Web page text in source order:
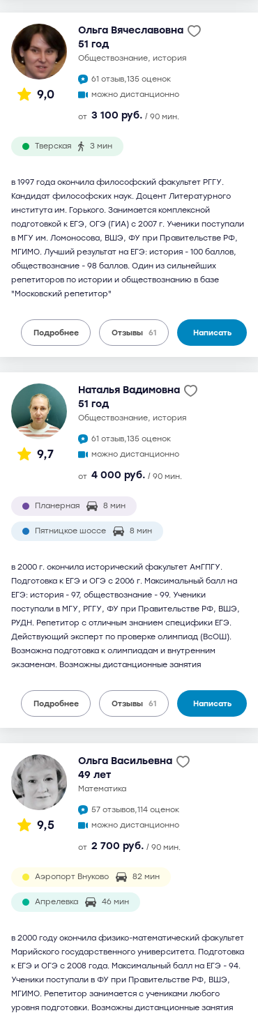
9,0
Ольга Вячеславовна
51 год
обществознание, история
61 отзыв,135 оценок
можно дистанционно
от 3 100 руб. / 90 мин.
Тверская 3 мин
в 1997 года окончила философский факультет РГГУ.
Кандидат философских наук. Доцент Литературного
института им. Горького. Занимается комплексной
подготовкой к ЕГЭ, ОГЭ (ГИА) с 2007 г. Ученики поступали
в МГУ им. Ломоносова, ВШЭ, ФУ при Правительстве РФ,
МГИМО. Лучший результат на ЕГЭ: история - 100 баллов,
обществознание - 98 баллов. Один из сильнейших
репетиторов по истории и обществознанию в базе
"Московский репетитор"
Подробнее Отзывы 61 Написать
9,7
Наталья Вадимовна
51 год
обществознание, история
61 отзыв,135 оценок
можно дистанционно
от 4 000 руб. / 90 мин.
Планерная 8 мин
Пятницкое шоссе 8 мин
в 2000 г. окончила исторический факультет АмГПГУ.
Подготовка к ЕГЭ и ОГЭ с 2006 г. Максимальный балл на
ЕГЭ: история - 97, обществознание - 99. Ученики
поступали в МГУ, РГГУ, ФУ при Правительстве РФ, ВШЭ,
РУДН. Репетитор с отличным знанием специфики ЕГЭ.
Действующий эксперт по проверке олимпиад (ВсОШ).
Возможна подготовка к олимпиадам и внутренним
экзаменам. Возможны дистанционные занятия
Подробнее Отзывы 61 Написать
9,5
Ольга Васильевна
49 лет
математика
57 отзывов,114 оценок
можно дистанционно
от 2 700 руб. / 90 мин.
Аэропорт Внуково 82 мин
Апрелевка 46 мин
в 2000 году окончила физико-математический факультет
Марийского государственного университета. Подготовка
к ЕГЭ и ОГЭ с 2008 года. Максимальный балл на ЕГЭ - 94.
Ученики поступали в ФУ при Правительстве РФ, ВШЭ,
МГИМО. Репетитор занимается с учениками любого
уровня подготовки. Возможны дистанционные занятия